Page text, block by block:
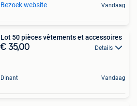
Bezoek website Vandaag
Lot 50 pièces vêtements et accessoires
€ 35,00 Details
Dinant Vandaag